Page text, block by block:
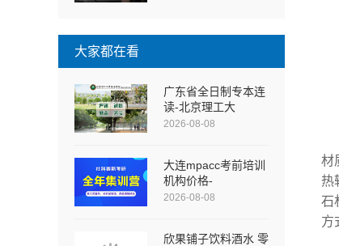
大家都在看
广东省全日制专本连
读-北京理工大
2026-08-08
大连mpacc考前培训
机构价格-
2026-08-08
欣果铺子饮料酒水 零
材
热
石
方